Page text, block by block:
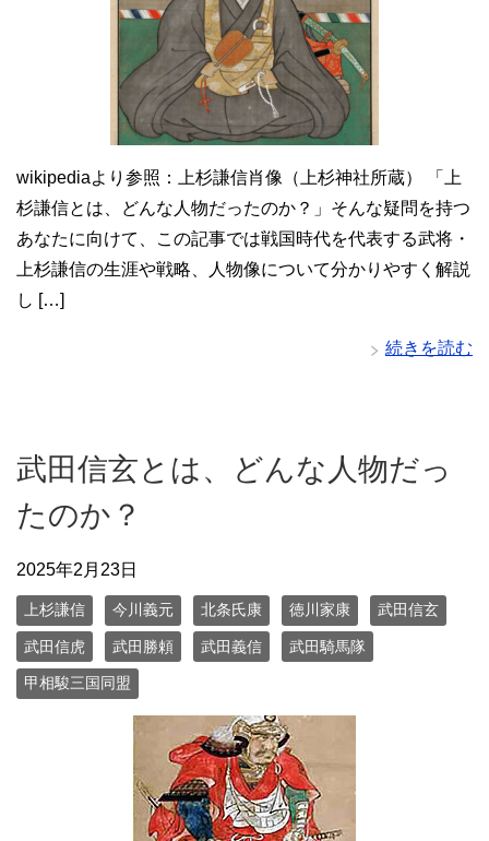
wikipediaより参照：上杉謙信肖像（上杉神社所蔵） 「上
杉謙信とは、どんな人物だったのか？」そんな疑問を持つ
あなたに向けて、この記事では戦国時代を代表する武将・
上杉謙信の生涯や戦略、人物像について分かりやすく解説
し […]
続きを読む
武田信玄とは、どんな人物だっ
たのか？
2025年2月23日
上杉謙信 今川義元 北条氏康 徳川家康 武田信玄
武田信虎 武田勝頼 武田義信 武田騎馬隊
甲相駿三国同盟